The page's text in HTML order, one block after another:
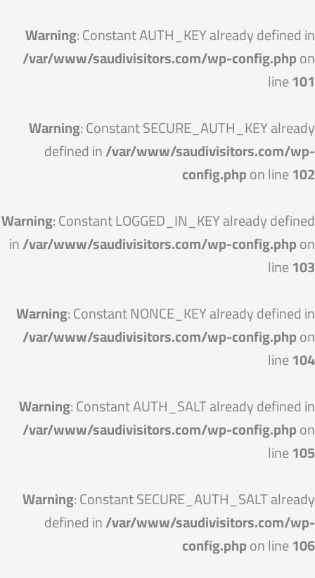
Warning: Constant AUTH_KEY already defined in
/var/www/saudivisitors.com/wp-config.phpon
line101
Warning: Constant SECURE_AUTH_KEY already
defined in/var/www/saudivisitors.com/wp-
config.phpon line102
Warning: Constant LOGGED_IN_KEY already defined
in/var/www/saudivisitors.com/wp-config.phpon
line103
Warning: Constant NONCE_KEY already defined in
/var/www/saudivisitors.com/wp-config.phpon
line104
Warning: Constant AUTH_SALT already defined in
/var/www/saudivisitors.com/wp-config.phpon
line105
Warning: Constant SECURE_AUTH_SALT already
defined in/var/www/saudivisitors.com/wp-
config.phpon line106
إلى
المحتوى